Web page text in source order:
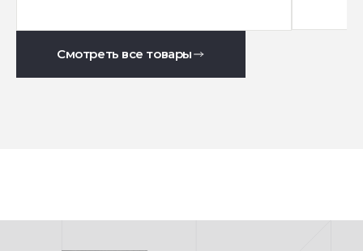
Смотреть все товары